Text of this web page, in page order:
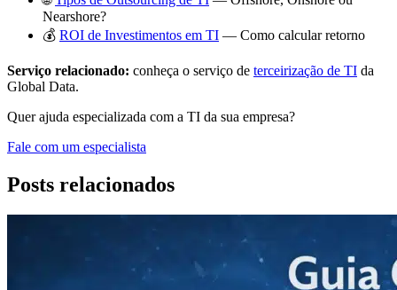
Nearshore?
💰 ROI de Investimentos em TI — Como calcular retorno
Serviço relacionado: conheça o serviço de terceirização de TI da
Global Data.
Quer ajuda especializada com a TI da sua empresa?
Fale com um especialista
Posts relacionados